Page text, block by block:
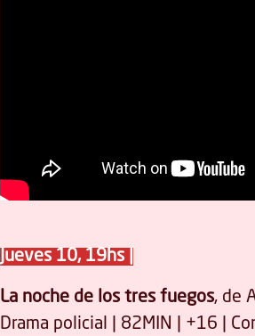
Jueves 10, 19hs |
La noche de los tres fuegos, de
Drama policial | 82MIN | +16 |